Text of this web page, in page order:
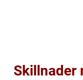
Skillnader